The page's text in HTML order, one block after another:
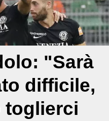
"Sarà
difficile,
toglierci